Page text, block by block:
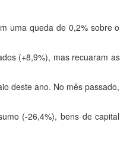
uma queda de 0,2% sobre o
(+8,9%), mas recuaram as
deste ano. No mês passado,
(-26,4%), bens de capital